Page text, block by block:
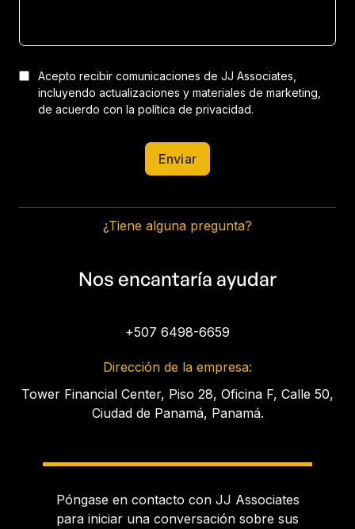
Acepto recibir comunicaciones de JJ Associates,
incluyendo actualizaciones y materiales de marketing,
de acuerdo con la política de privacidad.
¿Tiene alguna pregunta?
Nos encantaría ayudar
+507 6498-6659
Dirección de la empresa:
Tower Financial Center, Piso 28, Oficina F, Calle 50,
Ciudad de Panamá, Panamá.
Póngase en contacto con JJ Associates
para iniciar una conversación sobre sus